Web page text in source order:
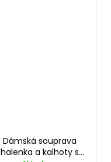
Dámská souprava
halenka a kalhoty s